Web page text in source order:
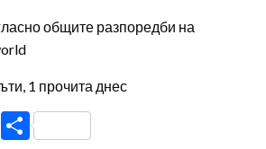
общите разпоредби на
1 прочита днес
X Share